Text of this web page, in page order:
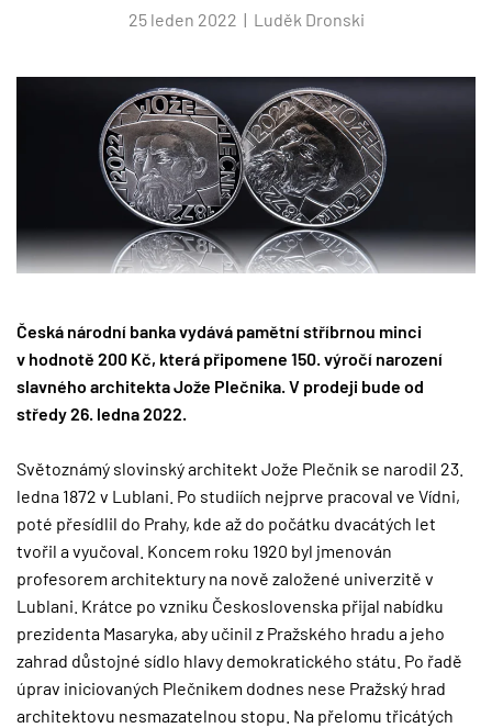
25 leden 2022 | Luděk Dronski
Česká národní banka vydává pamětní stříbrnou minci
v hodnotě 200 Kč, která připomene 150. výročí narození
slavného architekta Jože Plečnika. V prodeji bude od
středy 26. ledna 2022.
Světoznámý slovinský architekt Jože Plečnik se narodil 23.
ledna 1872 v Lublani. Po studiích nejprve pracoval ve Vídni,
poté přesídlil do Prahy, kde až do počátku dvacátých let
tvořil a vyučoval. Koncem roku 1920 byl jmenován
profesorem architektury na nově založené univerzitě v
Lublani. Krátce po vzniku Československa přijal nabídku
prezidenta Masaryka, aby učinil z Pražského hradu a jeho
zahrad důstojné sídlo hlavy demokratického státu. Po řadě
úprav iniciovaných Plečnikem dodnes nese Pražský hrad
architektovu nesmazatelnou stopu. Na přelomu třicátých